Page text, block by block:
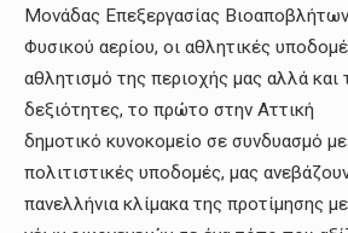
Μονάδας Επεξεργασίας
Φυσικού αερίου, οι αθλητικές
αθλητισμό της περιοχής μας αλλά και
δεξιότητες, το πρώτο στην Αττική
δημοτικό κυνοκομείο σε συνδυασμό με
πολιτιστικές υποδομές, μας
πανελλήνια κλίμακα της προτίμησης